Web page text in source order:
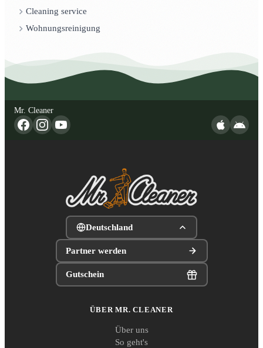
Cleaning service
Wohnungsreinigung
Mr. Cleaner
Deutschland
Partner werden
Gutschein
ÜBER MR. CLEANER
Über uns
So geht's